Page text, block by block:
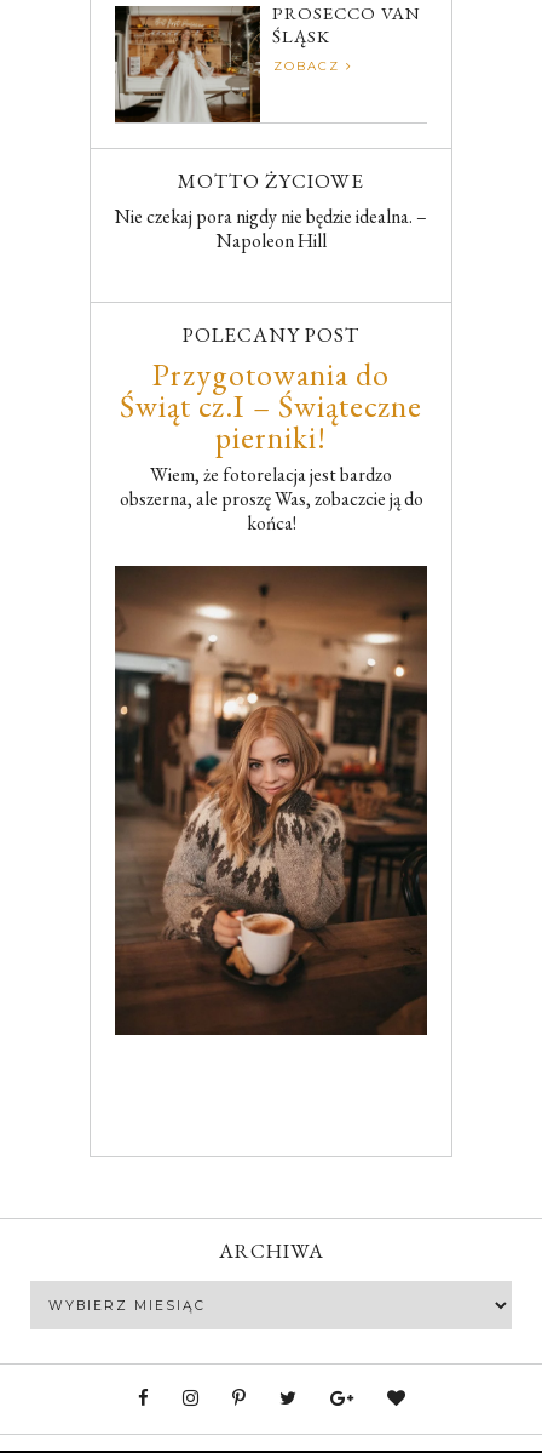
PROSECCO VAN
ŚLĄSK
ZOBACZ
MOTTO ŻYCIOWE
Nie czekaj pora nigdy nie będzie idealna. –
Napoleon Hill
POLECANY POST
Przygotowania do
Świąt cz.I – Świąteczne
pierniki!
Wiem, że fotorelacja jest bardzo
obszerna, ale proszę Was, zobaczcie ją do
końca!
ARCHIWA
Archiwa